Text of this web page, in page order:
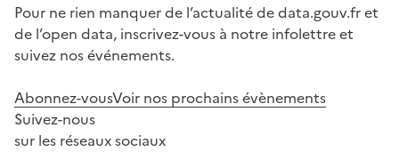
Pour ne rien manquer de l’actualité de data.gouv.fr et
de l’open data, inscrivez-vous à notre infolettre et
suivez nos événements.
Abonnez-vousVoir nos prochains évènements
Suivez-nous
sur les réseaux sociaux